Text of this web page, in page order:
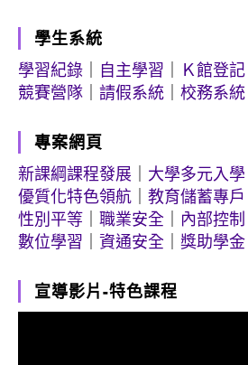
學生系統
學習紀錄
自主學習
Ｋ館登記
競賽營隊
請假系統 校務系統
專案網頁
新課綱課程發展
大學多元入學
優質化特色領航
教育儲蓄專戶
性別平等
職業安全
內部控制
數位學習
資通安全 獎助學金
宣導影片-特色課程